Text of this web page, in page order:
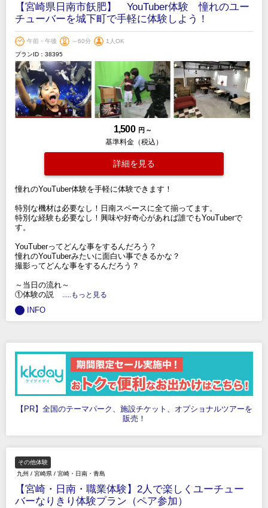
【宮崎県日南市飫肥】 YouTuber体験 憧れのユー
チューバーを城下町で手軽に体験しよう！
午前・午後 ～60分
1人OK
プランID：38395
1,500 円 ～
基準料金（税込）
詳細を見る
憧れのYouTuber体験を手軽に体験できます！
特別な機材は必要なし！日南スペースに全て揃ってます。
特別な経験も必要なし！興味や好奇心があれば誰でもYouTuberで
す。
YouTuberってどんな事をするんだろう？
憧れのYouTuberみたいに面白い事できるかな？
撮影ってどんな事をするんだろう？
～当日の流れ～
①体験の説
.....もっと見る
INFO
【PR】全国のテーマパーク、施設チケット、オプショナルツアーを
販売！
その他体験
九州 / 宮崎県 / 宮崎・日南・青島
【宮崎・日南・職業体験】2人で楽しくユーチュー
バーなりきり体験プラン（ペア参加）